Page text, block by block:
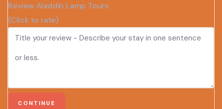
Review Aladdin Lamp Tours
(Click to rate)